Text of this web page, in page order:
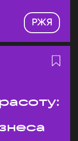
РЖЯ